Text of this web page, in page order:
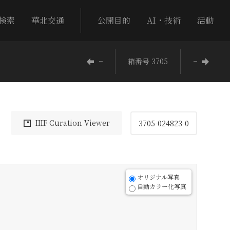
索 華北交通 公開目的 AI・技術 活動
− 箱番号 3705 −
IIIF Curation Viewer 3705-024823-0
オリジナル写真
自動カラー化写真